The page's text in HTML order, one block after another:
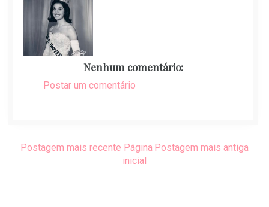
Nenhum comentário:
Postar um comentário
Postagem mais recente Postagem mais antiga
Página
inicial